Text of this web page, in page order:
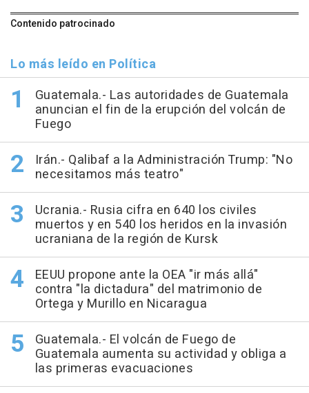
Contenido patrocinado
Lo más leído en Política
Guatemala.- Las autoridades de Guatemala
anuncian el fin de la erupción del volcán de
Fuego
Irán.- Qalibaf a la Administración Trump: "No
necesitamos más teatro"
Ucrania.- Rusia cifra en 640 los civiles
muertos y en 540 los heridos en la invasión
ucraniana de la región de Kursk
EEUU propone ante la OEA "ir más allá"
contra "la dictadura" del matrimonio de
Ortega y Murillo en Nicaragua
Guatemala.- El volcán de Fuego de
Guatemala aumenta su actividad y obliga a
las primeras evacuaciones